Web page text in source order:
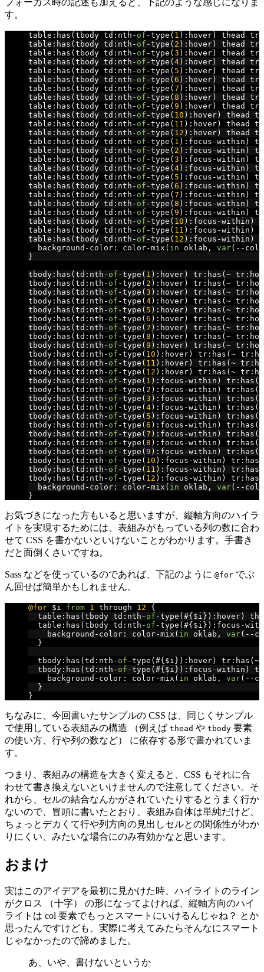
す。
table : has (tbody td : nth - of -type ( 1 ): hover)
thead tr
table : has (tbody td : nth - of -type ( 2 ): hover)
thead tr
table : has (tbody td : nth - of -type (3 ): hover)
thead tr
table : has (tbody td : nth - of -type (4): hover)
thead tr
table : has (tbody td : nth - of -type ( 5 ): hover)
thead tr
table : has (tbody td : nth - of -type (6 ): hover)
thead tr
table : has (tbody td : nth - of -type (7 ): hover)
thead tr
table : has (tbody td : nth - of -type (8 ): hover)
thead tr
table : has (tbody td : nth - of -type (9 ): hover)
thead tr
table : has (tbody td : nth - of -type ( 10 ): hover)
thead
table : has (tbody td : nth - of -type ( 11 ): hover)
thead
table : has (tbody td : nth - of -type ( 12 ): hover)
thead
table : has (tbody td : nth - of -type ( 1 ): focus -within )
table : has (tbody td : nth - of -type ( 2 ): focus -within )
table : has (tbody td : nth - of -type (3 ): focus -within )
table : has (tbody td : nth - of -type (4): focus -within )
table : has (tbody td : nth - of -type ( 5 ): focus -within )
table : has (tbody td : nth - of -type (6 ): focus -within )
table : has (tbody td : nth - of -type (7 ): focus -within )
table : has (tbody td : nth - of -type (8 ): focus -within )
table : has (tbody td : nth - of -type (9 ): focus -within )
table : has (tbody td : nth - of -type ( 10 ): focus -within )
table : has (tbody td : nth - of -type ( 11 ): focus -within )
table : has (tbody td : nth - of -type ( 12 ): focus -within )
  background
- color : color-mix ( in oklab , var(--
}
tbody : has (td : nth - of -type ( 1 ): hover) tr : has (~ tr :
tbody : has (td : nth - of -type ( 2 ): hover) tr : has (~ tr :
tbody : has (td : nth - of -type (3 ): hover) tr : has (~ tr :
tbody : has (td : nth - of -type (4): hover) tr : has (~ tr :
tbody : has (td : nth - of -type ( 5 ): hover) tr : has (~ tr :
tbody : has (td : nth - of -type (6 ): hover) tr : has (~ tr :
tbody : has (td : nth - of -type (7 ): hover) tr : has (~ tr :
tbody : has (td : nth - of -type (8 ): hover) tr : has (~ tr :
tbody : has (td : nth - of -type (9 ): hover) tr : has (~ tr :
tbody : has (td : nth - of -type ( 10 ): hover) tr : has (~ tr :
tbody : has (td : nth - of -type ( 11 ): hover) tr : has (~ tr :
tbody : has (td : nth - of -type ( 12 ): hover) tr : has (~ tr :
tbody : has (td : nth - of -type ( 1 ): focus -within ) tr : has (~
tbody : has (td : nth - of -type ( 2 ): focus -within ) tr : has (~
tbody : has (td : nth - of -type (3 ): focus -within ) tr : has (~
tbody : has (td : nth - of -type (4): focus -within ) tr : has (~
tbody : has (td : nth - of -type ( 5 ): focus -within ) tr : has (~
tbody : has (td : nth - of -type (6 ): focus -within ) tr : has (~
tbody : has (td : nth - of -type (7 ): focus -within ) tr : has (~
tbody : has (td : nth - of -type (8 ): focus -within ) tr : has (~
tbody : has (td : nth - of -type (9 ): focus -within ) tr : has (~
tbody : has (td : nth - of -type ( 10 ): focus -within ) tr : has
tbody : has (td : nth - of -type ( 11 ): focus -within ) tr : has
tbody : has (td : nth - of -type ( 12 ): focus -within ) tr : has
  background
- color : color-mix ( in oklab , var(--
}
お気づきになった方もいると思いますが、縦軸方向のハイラ
イトを実現するためには、表組みがもっている列の数に合わ
せて CSS を書かないといけないことがわかります。手書き
だと面倒くさいですね。
Sass などを使っているのであれば、下記のように @for でぶ
ん回せば簡単かもしれません。
@for $i from 1 through 12
{
  table
: has (tbody td : nth - of -type (#{$i }): hover)
  table
: has (tbody td : nth - of -type (#{$i }): focus -
    background
- color : color-mix ( in oklab , var(--
}
  tbody
: has (td : nth - of -type (#{$i }): hover) tr : has (~
  tbody
: has (td : nth - of -type (#{$i }): focus -within )
tr
    background
- color : color-mix ( in oklab , var(--
}
}
ちなみに、今回書いたサンプルの CSS は、同じくサンプル
で使用している表組みの構造 （例えば thead や tbody 要素
の使い方、行や列の数など） に依存する形で書かれていま
す。
つまり、表組みの構造を大きく変えると、CSS もそれに合
わせて書き換えないといけませんので注意してください。そ
れから、セルの結合なんかがされていたりするとうまく行か
ないので、冒頭に書いたとおり、表組み自体は単純だけど、
ちょっとデカくて行や列方向の見出しセルとの関係性がわか
りにくい、みたいな場合にのみ有効かなと思います。
おまけ
実はこのアイデアを最初に見かけた時、ハイライトのライン
がクロス （十字） の形になってよければ、縦軸方向のハイ
ライトは col 要素でもっとスマートにいけるんじゃね？ とか
思ったんですけども、実際に考えてみたらそんなにスマート
じゃなかったので諦めました。
あ、いや、書けないというか